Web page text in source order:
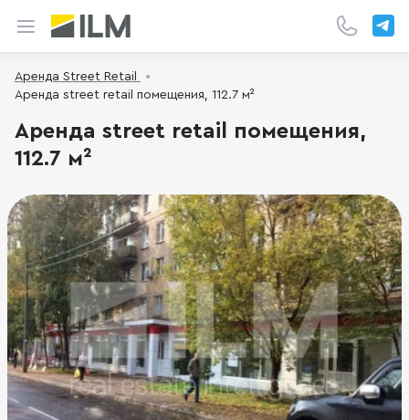
Аренда Street Retail
Аренда street retail помещения, 112.7 м²
Аренда street retail помещения,
112.7 м²